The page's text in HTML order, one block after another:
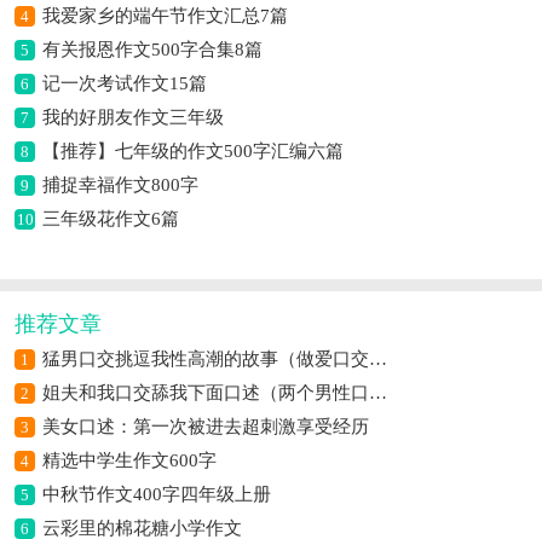
4 我爱家乡的端午节作文汇总7篇
5 有关报恩作文500字合集8篇
6 记一次考试作文15篇
7 我的好朋友作文三年级
8 【推荐】七年级的作文500字汇编六篇
9 捕捉幸福作文800字
10 三年级花作文6篇
推荐文章
1 猛男口交挑逗我性高潮的故事（做爱口交自摸高潮过程）
2 姐夫和我口交舔我下面口述（两个男性口交）
3 美女口述：第一次被进去超刺激享受经历
4 精选中学生作文600字
5 中秋节作文400字四年级上册
6 云彩里的棉花糖小学作文